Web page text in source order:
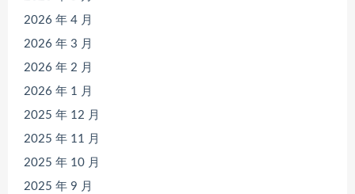
2026 年 4 月
2026 年 3 月
2026 年 2 月
2026 年 1 月
2025 年 12 月
2025 年 11 月
2025 年 10 月
2025 年 9 月